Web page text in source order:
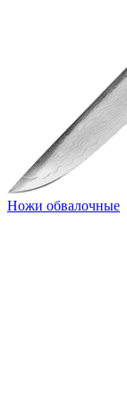
Ножи обвалочные